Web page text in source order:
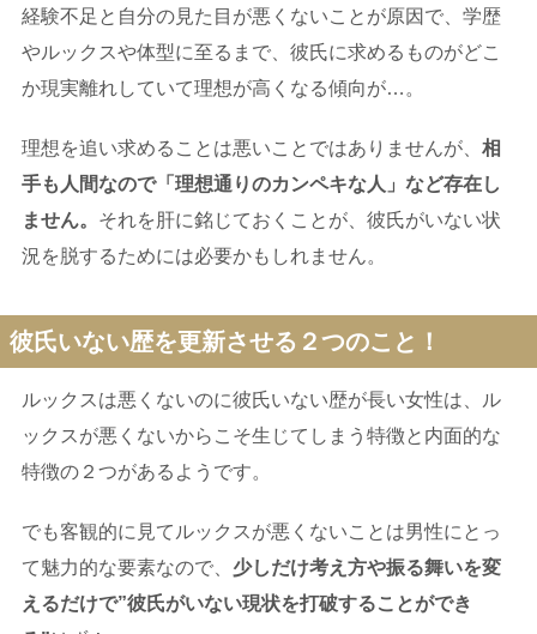
経験不足と自分の見た目が悪くないことが原因で、学歴
やルックスや体型に至るまで、彼氏に求めるものがどこ
か現実離れしていて理想が高くなる傾向が…。
理想を追い求めることは悪いことではありませんが、 相
手も人間なので「理想通りのカンペキな人」など存在し
ません。 それを肝に銘じておくことが、彼氏がいない状
況を脱するためには必要かもしれません。
彼氏いない歴を更新させる２つのこと！
ルックスは悪くないのに彼氏いない歴が長い女性は、ル
ックスが悪くないからこそ生じてしまう特徴と内面的な
特徴の２つがあるようです。
でも客観的に見てルックスが悪くないことは男性にとっ
て魅力的な要素なので、 少しだけ考え方や振る舞いを変
えるだけで”彼氏がいない現状を打破することができ